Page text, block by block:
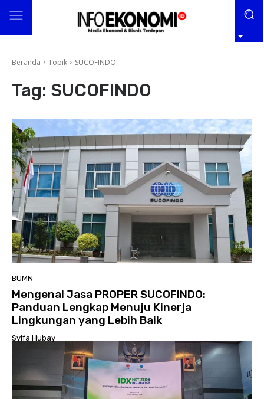
Beranda Topik SUCOFINDO
Tag: SUCOFINDO
BUMN
Mengenal Jasa PROPER SUCOFINDO:
Panduan Lengkap Menuju Kinerja
Lingkungan yang Lebih Baik
Syifa Hubay -